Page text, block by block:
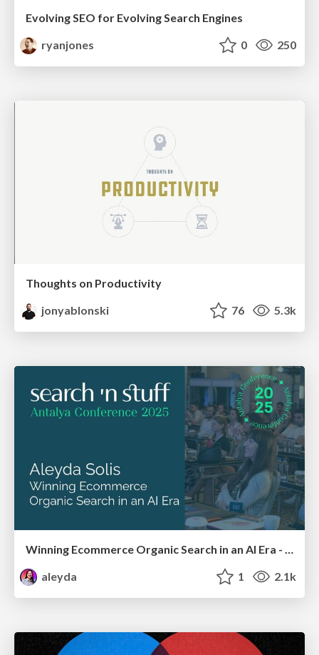
Evolving SEO for Evolving Search Engines
ryanjones
0 250
Thoughts on Productivity
jonyablonski
76 5.3k
Winning Ecommerce Organic Search in an AI Era - #searchnstuff2025
aleyda
1 2.1k